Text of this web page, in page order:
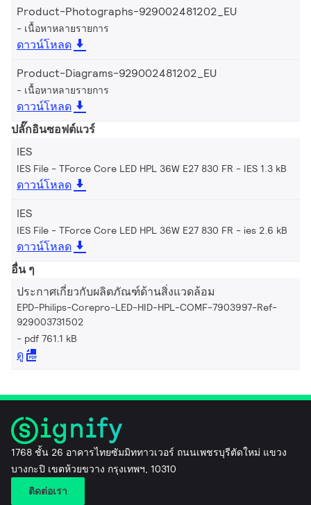
Product-Photographs-929002481202_EU
เนื้อหาหลายรายการ
ดาวน์โหลด
Product-Diagrams-929002481202_EU
เนื้อหาหลายรายการ
ดาวน์โหลด
ปลั๊กอินซอฟต์แวร์
IES
IES File - TForce Core LED HPL 36W E27 830 FR IES 1.3 kB
ดาวน์โหลด
IES
IES File - TForce Core LED HPL 36W E27 830 FR ies 2.6 kB
ดาวน์โหลด
อื่น ๆ
ประกาศเกี่ยวกับผลิตภัณฑ์ด้านสิ่งแวดล้อม
EPD-Philips-Corepro-LED-HID-HPL-COMF-7903997-Ref-
929003731502
pdf 761.1 kB
ดู
1768 ชั้น 26 อาคารไทยซัมมิททาวเวอร์ ถนนเพชรบุรีตัดใหม่ แขวง
บางกะปิ เขตห้วยขวาง กรุงเทพฯ, 10310
ติดต่อเรา